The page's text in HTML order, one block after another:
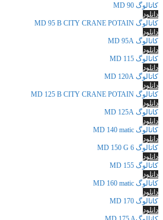
کاتالوگ MD 90
دانلود
کاتالوگ MD 95 B CITY CRANE POTAIN
دانلود
کاتالوگ MD 95A
دانلود
کاتالوگ MD 115
دانلود
کاتالوگ MD 120A
دانلود
کاتالوگ MD 125 B CITY CRANE POTAIN
دانلود
کاتالوگ MD 125A
دانلود
کاتالوگ MD 140 matic
دانلود
کاتالوگ MD 150 G 6
دانلود
کاتالوگ MD 155
دانلود
کاتالوگ MD 160 matic
دانلود
کاتالوگ MD 170
دانلود